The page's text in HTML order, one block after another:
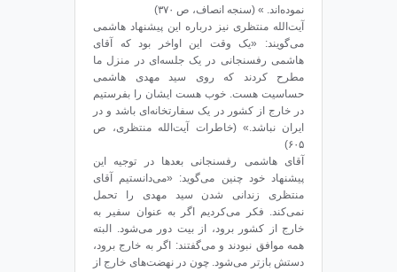
نموده‌اند. » (سنجه انصاف، ص ۳۷۰)
‌آیت‌الله منتظری نیز درباره این پیشنهاد هاشمی
می‌گویند: «یک وقت این اواخر بود که آقای
هاشمی رفسنجانی در یک جلسه‌ای در منزل ما
مطرح کردند که روی سید مهدی هاشمی
حساسیت هست. خوب هست ایشان را بفرستیم
در خارج از کشور در یک سفارتخانه‌ای باشد و در
ایران نباشد.» (خاطرات ‌آیت‌الله منتظری، ص
۶۰۵)
آقای هاشمی رفسنجانی بعدها در توجیه این
پیشنهاد خود چنین می‌گوید: «می‌دانستیم آقای
منتظری زندانی شدن سید مهدی را تحمل
نمی‌کند. فکر می‌کردیم اگر به عنوان سفیر به
خارج از کشور برود، از بیت دور می‌شود. البته
همه موافق نبودند و می‌گفتند: اگر به خارج برود،
دستش باز‌تر می‌شود. چون در نهضت‌های خارج از